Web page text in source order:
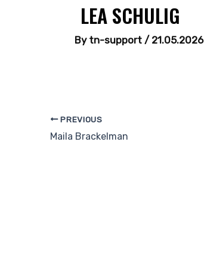
LEA SCHULIG
By tn-support / 21.05.2026
PREVIOUS
Maila Brackelman